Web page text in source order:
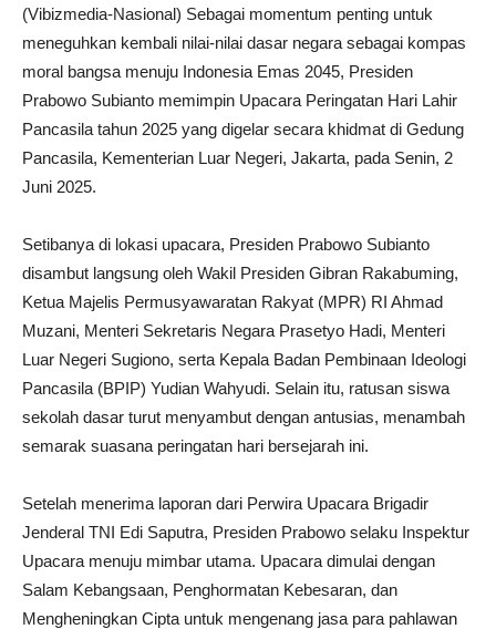
(Vibizmedia-Nasional) Sebagai momentum penting untuk
meneguhkan kembali nilai-nilai dasar negara sebagai kompas
moral bangsa menuju Indonesia Emas 2045, Presiden
Prabowo Subianto memimpin Upacara Peringatan Hari Lahir
Pancasila tahun 2025 yang digelar secara khidmat di Gedung
Pancasila, Kementerian Luar Negeri, Jakarta, pada Senin, 2
Juni 2025.
Setibanya di lokasi upacara, Presiden Prabowo Subianto
disambut langsung oleh Wakil Presiden Gibran Rakabuming,
Ketua Majelis Permusyawaratan Rakyat (MPR) RI Ahmad
Muzani, Menteri Sekretaris Negara Prasetyo Hadi, Menteri
Luar Negeri Sugiono, serta Kepala Badan Pembinaan Ideologi
Pancasila (BPIP) Yudian Wahyudi. Selain itu, ratusan siswa
sekolah dasar turut menyambut dengan antusias, menambah
semarak suasana peringatan hari bersejarah ini.
Setelah menerima laporan dari Perwira Upacara Brigadir
Jenderal TNI Edi Saputra, Presiden Prabowo selaku Inspektur
Upacara menuju mimbar utama. Upacara dimulai dengan
Salam Kebangsaan, Penghormatan Kebesaran, dan
Mengheningkan Cipta untuk mengenang jasa para pahlawan